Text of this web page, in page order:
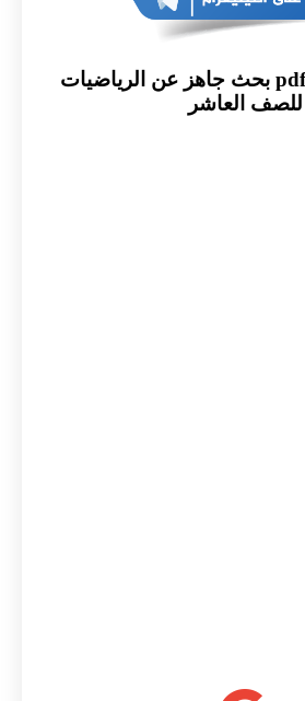
معاينة ملف الـ pdf بحث جاهز عن الرياضيات
للصف العاشر